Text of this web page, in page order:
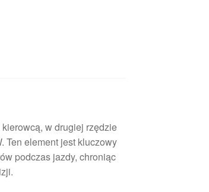
w drugiej rzędzie
Ten element jest kluczowy
podczas jazdy, chroniąc